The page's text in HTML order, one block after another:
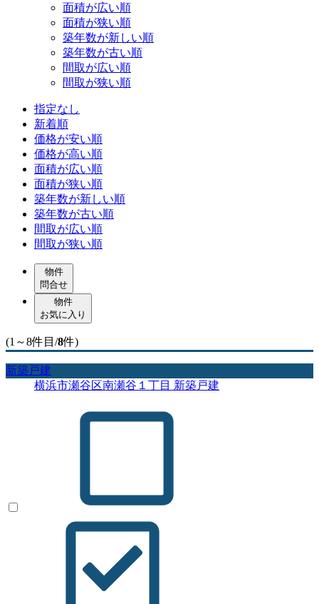
面積が広い順
面積が狭い順
築年数が新しい順
築年数が古い順
間取が広い順
間取が狭い順
指定なし
新着順
価格が安い順
価格が高い順
面積が広い順
面積が狭い順
築年数が新しい順
築年数が古い順
間取が広い順
間取が狭い順
物件
問合せ
物件
お気に入り
(1～8件目/8件)
新築戸建
横浜市瀬谷区南瀬谷１丁目 新築戸建